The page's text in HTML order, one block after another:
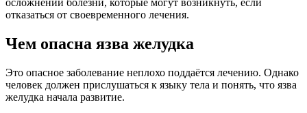
отказаться от своевременного лечения.
Чем опасна язва желудка
Это опасное заболевание неплохо поддаётся лечению. Однако
человек должен прислушаться к языку тела и понять, что язва
желудка начала развитие.